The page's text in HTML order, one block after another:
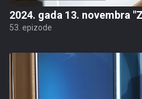
2024. gada 13. novembra
53. epizode